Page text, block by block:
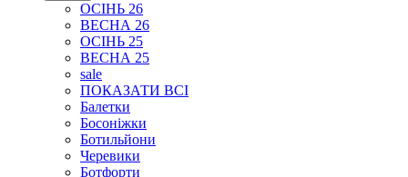
ОСІНЬ 26
ВЕСНА 26
ОСІНЬ 25
ВЕСНА 25
sale
ПОКАЗАТИ ВСІ
Балетки
Босоніжки
Ботильйони
Черевики
Ботфорти